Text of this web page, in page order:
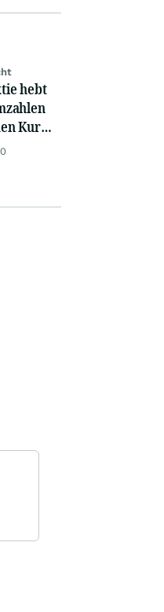
hebt
Kurs